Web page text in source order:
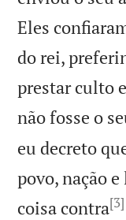
Eles
do rei,
prestar culto
não fosse o
eu decreto
povo, nação
coisa contra[3]